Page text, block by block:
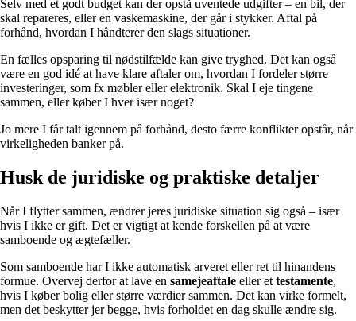
Selv med et godt budget kan der opstå uventede udgifter – en bil, der
skal repareres, eller en vaskemaskine, der går i stykker. Aftal på
forhånd, hvordan I håndterer den slags situationer.
En fælles opsparing til nødstilfælde kan give tryghed. Det kan også
være en god idé at have klare aftaler om, hvordan I fordeler større
investeringer, som fx møbler eller elektronik. Skal I eje tingene
sammen, eller køber I hver især noget?
Jo mere I får talt igennem på forhånd, desto færre konflikter opstår, når
virkeligheden banker på.
Husk de juridiske og praktiske detaljer
Når I flytter sammen, ændrer jeres juridiske situation sig også – især
hvis I ikke er gift. Det er vigtigt at kende forskellen på at være
samboende og ægtefæller.
Som samboende har I ikke automatisk arveret eller ret til hinandens
formue. Overvej derfor at lave en samejeaftale eller et testamente,
hvis I køber bolig eller større værdier sammen. Det kan virke formelt,
men det beskytter jer begge, hvis forholdet en dag skulle ændre sig.